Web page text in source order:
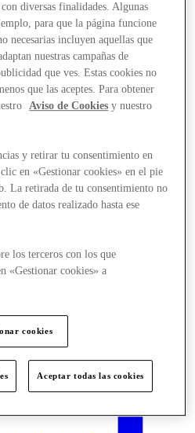
diversas finalidades. Algunas
para que la página funcione
necesarias incluyen aquellas que
nuestras campañas de
que ves. Estas cookies no
que las aceptes. Para obtener
Aviso de Cookies y nuestro
y retirar tu consentimiento en
en «Gestionar cookies» en el pie
La retirada de tu consentimiento no
de datos realizado hasta ese
los terceros con los que
«Gestionar cookies» a
cookies
Aceptar todas las cookies